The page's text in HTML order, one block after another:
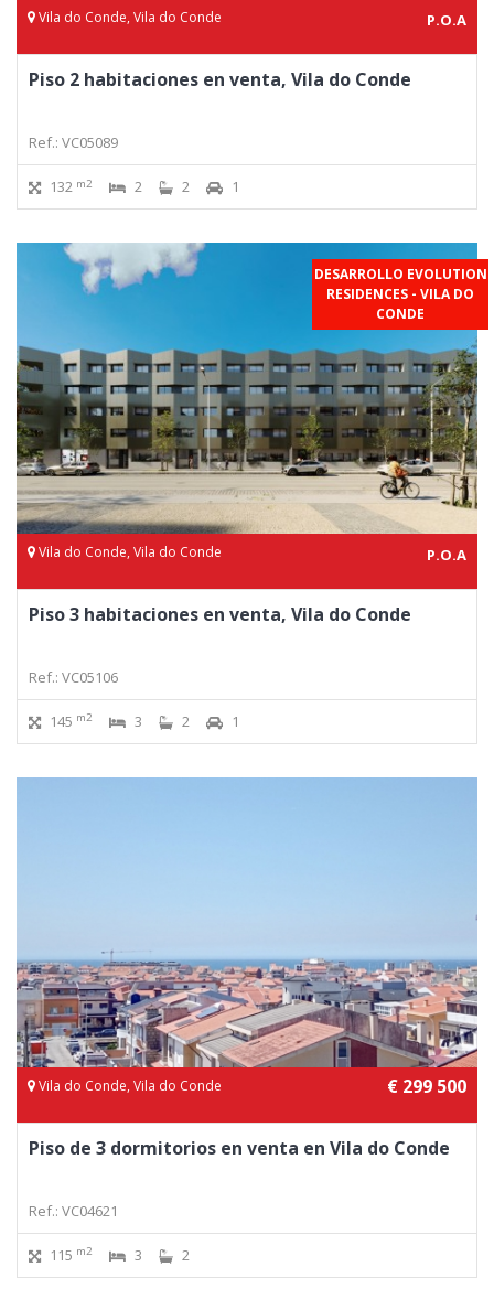
Vila do Conde, Vila do Conde P.O.A
Piso 2 habitaciones en venta, Vila do Conde
Ref.: VC05089
132 m2 2 2 1
DESARROLLO EVOLUTION
RESIDENCES - VILA DO
CONDE
Vila do Conde, Vila do Conde P.O.A
Piso 3 habitaciones en venta, Vila do Conde
Ref.: VC05106
145 m2 3 2 1
Vila do Conde, Vila do Conde € 299 500
Piso de 3 dormitorios en venta en Vila do Conde
Ref.: VC04621
115 m2 3 2